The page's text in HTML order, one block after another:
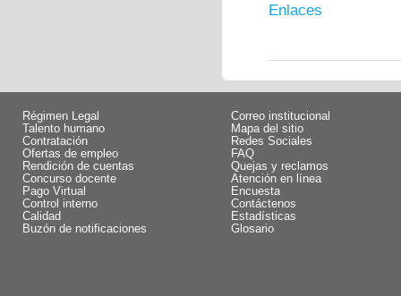
Enlaces
Régimen Legal
Talento humano
Contratación
Ofertas de empleo
Rendición de cuentas
Concurso docente
Pago Virtual
Control interno
Calidad
Buzón de notificaciones
Correo institucional
Mapa del sitio
Redes Sociales
FAQ
Quejas y reclamos
Atención en línea
Encuesta
Contáctenos
Estadísticas
Glosario